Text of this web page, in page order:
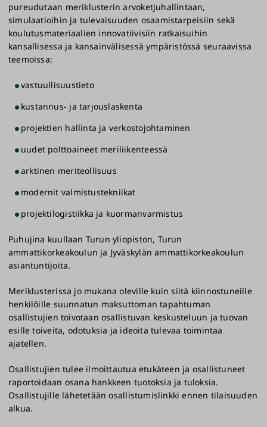
pureudutaan meriklusterin arvoketjuhallintaan,
simulaatioihin ja tulevaisuuden osaamistarpeisiin sekä
koulutusmateriaalien innovatiivisiin ratkaisuihin
kansallisessa ja kansainvälisessä ympäristössä seuraavissa
teemoissa:
vastuullisuustieto
kustannus- ja tarjouslaskenta
projektien hallinta ja verkostojohtaminen
uudet polttoaineet meriliikenteessä
arktinen meriteollisuus
modernit valmistustekniikat
projektilogistiikka ja kuormanvarmistus
Puhujina kuullaan Turun yliopiston, Turun
ammattikorkeakoulun ja Jyväskylän ammattikorkeakoulun
asiantuntijoita.
Meriklusterissa jo mukana oleville kuin siitä kiinnostuneille
henkilöille suunnatun maksuttoman tapahtuman
osallistujien toivotaan osallistuvan keskusteluun ja tuovan
esille toiveita, odotuksia ja ideoita tulevaa toimintaa
ajatellen.
Osallistujien tulee ilmoittautua etukäteen ja osallistuneet
raportoidaan osana hankkeen tuotoksia ja tuloksia.
Osallistujille lähetetään osallistumislinkki ennen tilaisuuden
alkua.